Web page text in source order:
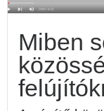
Miben